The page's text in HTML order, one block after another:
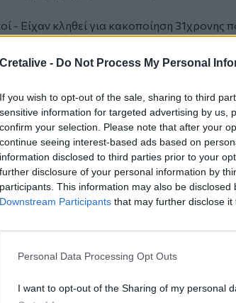
Cretalive - Do Not Process My Personal
If you wish to opt-out of the sale, sharing to third
sensitive information for targeted advertising by us,
confirm your selection. Please note that after your
continue seeing interest-based ads based on
information disclosed to third parties prior to your
further disclosure of your personal information by
participants. This information may also be
Downstream Participants that may further disclose it
Personal Data Processing Opt Outs
I want to opt-out of the Sharing of my personal
- Είχαν κληθεί για κακοποίηση 31χρονης
από την Ένωση Πνευμονολόγων στους
τραυματίες - Κάηκαν σπίτια -
Ο ΣΥΡΙΖΑ επενδύει στο έγκλημα
στοGoogle Newsκαι στο